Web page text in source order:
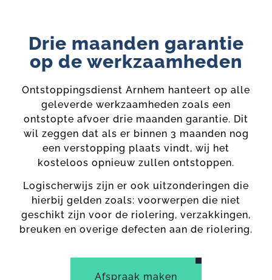
Drie maanden garantie
op de werkzaamheden
Ontstoppingsdienst Arnhem hanteert op alle
geleverde werkzaamheden zoals een
ontstopte afvoer drie maanden garantie. Dit
wil zeggen dat als er binnen 3 maanden nog
een verstopping plaats vindt, wij het
kosteloos opnieuw zullen ontstoppen.
Logischerwijs zijn er ook uitzonderingen die
hierbij gelden zoals: voorwerpen die niet
geschikt zijn voor de riolering, verzakkingen,
breuken en overige defecten aan de riolering.
Afspraak maken